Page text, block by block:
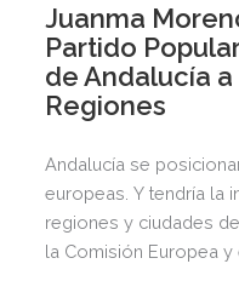
Juanma
Partido
de Andalucía
Regiones
Andalucía se
europeas. Y tendría la interlocución oficial de todas las
regiones y ciudades
la Comisión Europea y